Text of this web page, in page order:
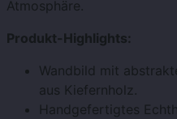
Atmosphäre.
Produkt-Highlights:
Wandbild mit
aus Kiefernholz.
Handgefertigtes